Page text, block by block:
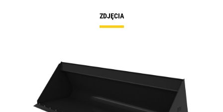
ZDJĘCIA